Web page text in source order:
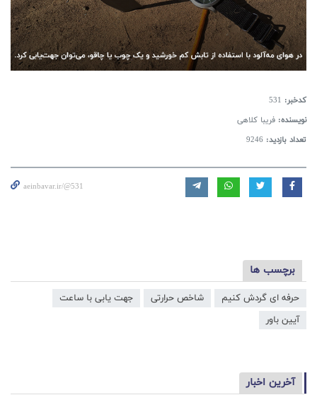
کدخبر: 531
نویسنده: فریبا کلاهی
تعداد بازدید: 9246
aeinbavar.ir/@531
برچسب ها
حرفه ای گردش کنیم شاخص حرارتی
جهت یابی با ساعت
آیین باور
آخرین اخبار